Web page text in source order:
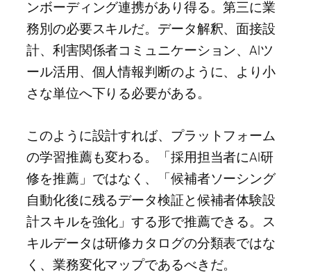
ンボーディング連携があり得る。第三に業
務別の必要スキルだ。データ解釈、面接設
計、利害関係者コミュニケーション、AIツ
ール活用、個人情報判断のように、より小
さな単位へ下りる必要がある。
このように設計すれば、プラットフォーム
の学習推薦も変わる。「採用担当者にAI研
修を推薦」ではなく、「候補者ソーシング
自動化後に残るデータ検証と候補者体験設
計スキルを強化」する形で推薦できる。ス
キルデータは研修カタログの分類表ではな
く、業務変化マップであるべきだ。